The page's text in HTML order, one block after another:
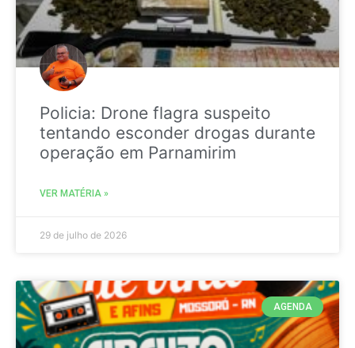
Policia: Drone flagra suspeito
tentando esconder drogas durante
operação em Parnamirim
VER MATÉRIA »
29 de julho de 2026
AGENDA